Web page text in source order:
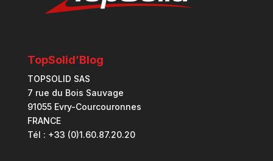
TopSolid’Blog
TOPSOLID SAS
7 rue du Bois Sauvage
91055 Evry-Courcouronnes
FRANCE
Tél : +33 (0)1.60.87.20.20